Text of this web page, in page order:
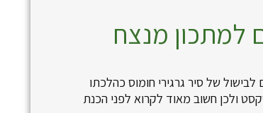
למתכון מנצח
לבישול של סיר גרגירי חומוס כהלכתו
ולכן חשוב מאוד לקרוא לפני הכנת